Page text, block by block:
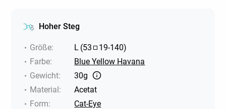
Hoher Steg
Größe: L (53 19-140)
Farbe:
Blue Yellow Havana
Gewicht:
30g
Material:
Acetat
Form:
Cat-Eye